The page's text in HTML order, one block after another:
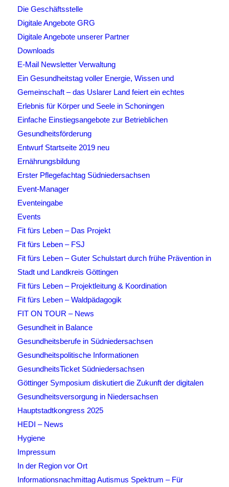
Die Geschäftsstelle
Digitale Angebote GRG
Digitale Angebote unserer Partner
Downloads
E-Mail Newsletter Verwaltung
Ein Gesundheitstag voller Energie, Wissen und
Gemeinschaft – das Uslarer Land feiert ein echtes
Erlebnis für Körper und Seele in Schoningen
Einfache Einstiegsangebote zur Betrieblichen
Gesundheitsförderung
Entwurf Startseite 2019 neu
Ernährungsbildung
Erster Pflegefachtag Südniedersachsen
Event-Manager
Eventeingabe
Events
Fit fürs Leben – Das Projekt
Fit fürs Leben – FSJ
Fit fürs Leben – Guter Schulstart durch frühe Prävention in
Stadt und Landkreis Göttingen
Fit fürs Leben – Projektleitung & Koordination
Fit fürs Leben – Waldpädagogik
FIT ON TOUR – News
Gesundheit in Balance
Gesundheitsberufe in Südniedersachsen
Gesundheitspolitische Informationen
GesundheitsTicket Südniedersachsen
Göttinger Symposium diskutiert die Zukunft der digitalen
Gesundheitsversorgung in Niedersachsen
Hauptstadtkongress 2025
HEDI – News
Hygiene
Impressum
In der Region vor Ort
Informationsnachmittag Autismus Spektrum – Für